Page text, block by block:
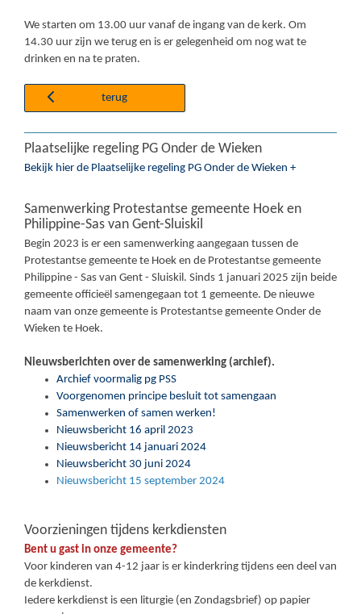
We starten om 13.00 uur vanaf de ingang van de kerk. Om
14.30 uur zijn we terug en is er gelegenheid om nog wat te
drinken en na te praten.
terug
Plaatselijke regeling PG Onder de Wieken
Bekijk hier de Plaatselijke regeling PG Onder de Wieken +
Samenwerking Protestantse gemeente Hoek en
Philippine-Sas van Gent-Sluiskil
Begin 2023 is er een samenwerking aangegaan tussen de
Protestantse gemeente te Hoek en de Protestantse gemeente
Philippine - Sas van Gent - Sluiskil. Sinds 1 januari 2025 zijn beide
gemeente officieël samengegaan tot 1 gemeente. De nieuwe
naam van onze gemeente is Protestantse gemeente Onder de
Wieken te Hoek.
Nieuwsberichten over de samenwerking (archief).
Archief voormalig pg PSS
Voorgenomen principe besluit tot samengaan
Samenwerken of samen werken!
Nieuwsbericht 16 april 2023
Nieuwsbericht 14 januari 2024
Nieuwsbericht 30 juni 2024
Nieuwsbericht 15 september 2024
Voorzieningen tijdens kerkdiensten
Bent u gast in onze gemeente?
Voor kinderen van 4-12 jaar is er kinderkring tijdens een deel van
de kerkdienst.
Iedere kerkdienst is een liturgie (en Zondagsbrief) op papier